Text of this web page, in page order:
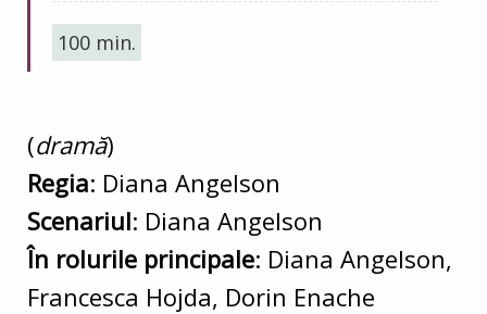
100 min.
(dramă)
Regia: Diana Angelson
Scenariul: Diana Angelson
În rolurile principale: Diana Angelson,
Francesca Hojda, Dorin Enache